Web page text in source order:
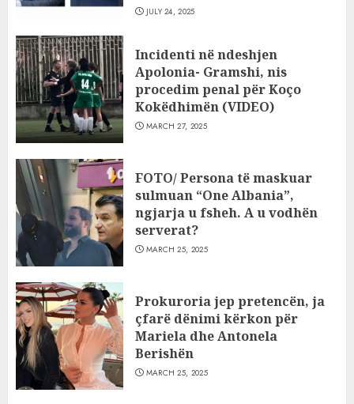
JULY 24, 2025
Incidenti në ndeshjen
Apolonia- Gramshi, nis
procedim penal për Koço
Kokëdhimën (VIDEO)
MARCH 27, 2025
FOTO/ Persona të maskuar
sulmuan “One Albania”,
ngjarja u fsheh. A u vodhën
serverat?
MARCH 25, 2025
Prokuroria jep pretencën, ja
çfarë dënimi kërkon për
Mariela dhe Antonela
Berishën
MARCH 25, 2025